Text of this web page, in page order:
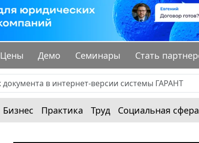
Цены Демо Семинары Стать
Бизнес Практика Труд Социальная сфера